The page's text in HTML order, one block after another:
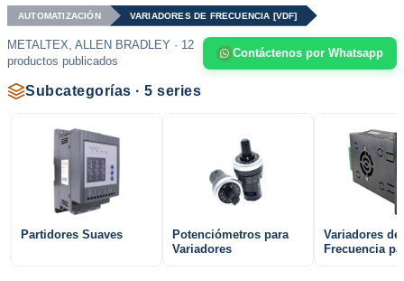
AUTOMATIZACIÓN VARIADORES DE FRECUENCIA [VDF]
METALTEX, ALLEN BRADLEY · 12
productos publicados
Contáctenos por Whatsapp
Subcategorías · 5 series
Partidores Suaves
Potenciómetros para
Variadores
Variadores de
Frecuencia